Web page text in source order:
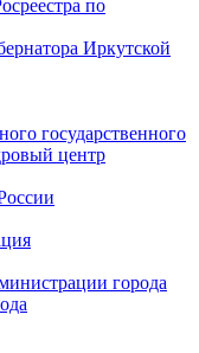
по
Иркутской
государственного
центр
города